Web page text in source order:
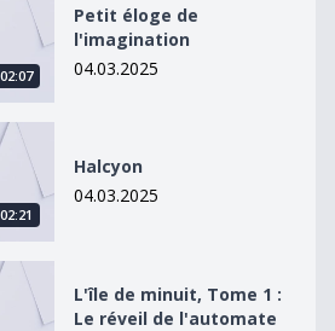
Petit éloge de
l'imagination
04.03.2025
Halcyon
04.03.2025
Tome 1 : Le réveil de
L'île de minuit, Tome 1 :
Le réveil de l'automate